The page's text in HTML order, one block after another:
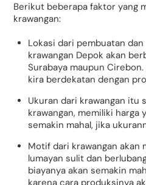
Berikut beberapa faktor yang
krawangan:
Lokasi dari pembuatan dan
krawangan Depok akan
Surabaya maupun
kira berdekatan dengan
Ukuran dari krawangan itu
krawangan, memiliki harga
semakin mahal, jika
Motif dari krawangan akan
lumayan sulit dan
biayanya akan semakin
karena cara produksinya